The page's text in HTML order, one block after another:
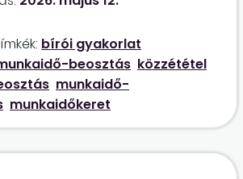
hétközi kiadásával), ugyanakkor
is fennmaradjon a túlóra-
A Kjt. hatálya alatti
utasítás szükséges a
bevezetéséhez, mely
Milyen előnyei és hátrányai
vagy négyhavi keretnek a
bírói gyakorlat
beosztás közzététel
munkaidő-
munkaidőkeret